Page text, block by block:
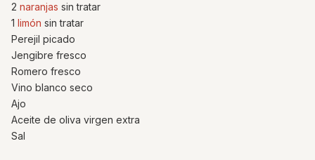
2 naranjas sin tratar
1 limón sin tratar
Perejil picado
Jengibre fresco
Romero fresco
Vino blanco seco
Ajo
Aceite de oliva virgen extra
Sal